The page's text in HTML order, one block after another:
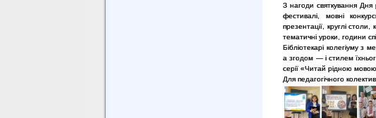
З нагоди святкування Дня
фестивалі, мовні
презентації, круглі
тематичні уроки, години
Бібліотекарі колегіуму з
а згодом — і стилем
серії «Читай рідною
Для педагогічного